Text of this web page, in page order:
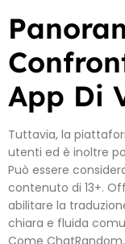
App Di
Tuttavia, la
utenti ed è inoltre
Può essere
contenuto di 13+.
abilitare la
chiara e fluida